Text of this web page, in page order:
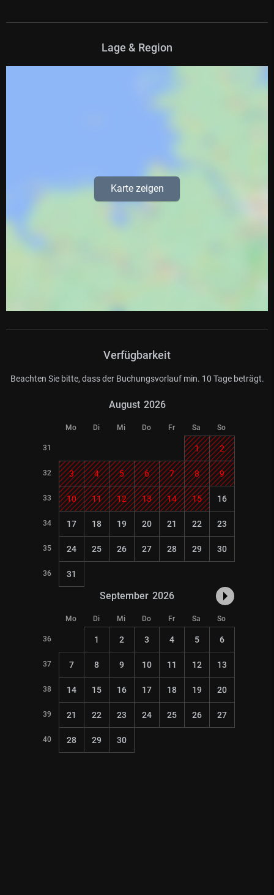
Lage & Region
Karte zeigen
Verfügbarkeit
Beachten Sie bitte, dass der Buchungsvorlauf min. 10 Tage beträgt.
August 2026
Mo Di Mi Do Fr Sa So
31 1 2
32 3 4 5 6 7 8 9
33 10 11 12 13 14 15 16
34 17 18 19 20 21 22 23
35 24 25 26 27 28 29 30
36 31
September 2026
Mo Di Mi Do Fr Sa So
36 1 2 3 4 5 6
37 7 8 9 10 11 12 13
38 14 15 16 17 18 19 20
39 21 22 23 24 25 26 27
40 28 29 30